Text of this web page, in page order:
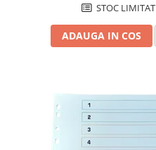
STOC LIMITAT
ADAUGA IN COS